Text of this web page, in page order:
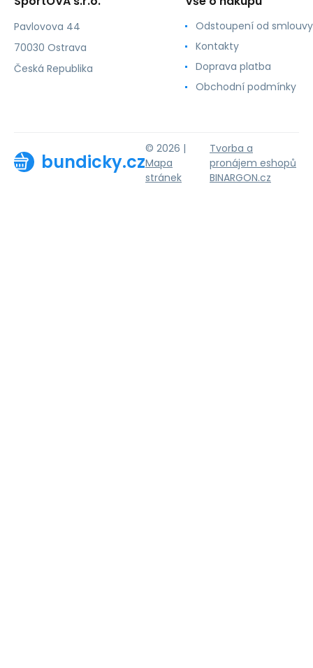
Pavlovova 44
70030 Ostrava
Česká Republika
Odstoupení od smlouvy
Kontakty
Doprava platba
Obchodní podmínky
bundicky.cz
© 2026 |
Mapa
stránek
Tvorba a
pronájem eshopů
BINARGON.cz